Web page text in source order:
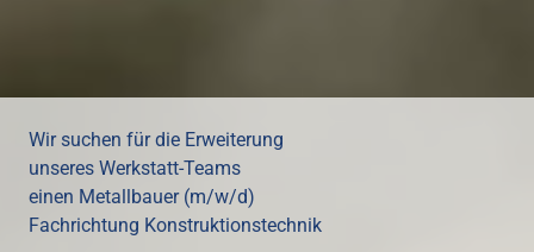
Wir suchen für die Erweiterung
unseres Werkstatt-Teams
einen Metallbauer (m/w/d)
Fachrichtung Konstruktionstechnik